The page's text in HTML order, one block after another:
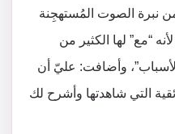
من نبرة الصوت المُستهجِنة
“مع” لها الكثير من
وأضافت: عليّ أن
التي شاهدتها وأشرح لك